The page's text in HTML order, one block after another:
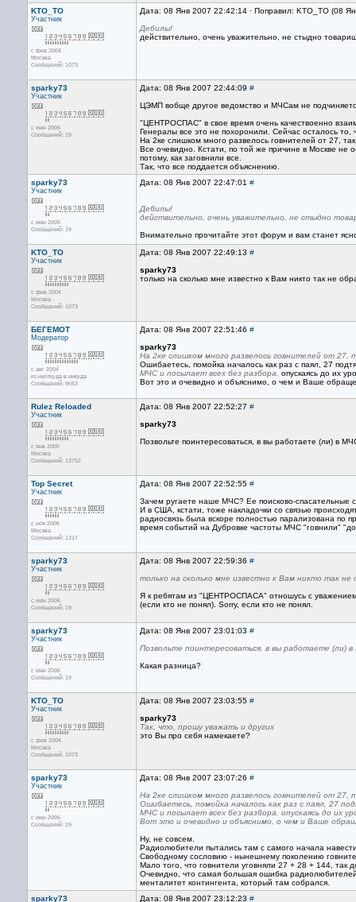
KTO_TO
Участник
с фев 2004
Москва
Сообщений: 1073
Дата: 08 Янв 2007 22:42:14 · Поправил: KTO_TO (08
Дебилы!
действительно, очень уважительно, не стыдно
sparky73
Участник
с июн 2006
Сообщений: 19
Дата: 08 Янв 2007 22:44:09 #
ЦЭМП вобще другое ведомство и МЧСам не
"ЦЕНТРОСПАС" в свое время очень качествоенно
Генералы все это не похоронили. Сейчас осталось
На 2ке слишком много развелось говнителей от 27,
Все очевидно. Кстати, по той же причине в Москве не
потому, как заговнили все.
Так, что все поддается объяснению.
sparky73
Участник
с июн 2006
Сообщений: 19
Дата: 08 Янв 2007 22:47:01 #
Дебилы!
действительно, очень уважительно, не стыдно
Внимательно прочитайте этот форум и вам станет
KTO_TO
Участник
с фев 2004
Москва
Сообщений: 1073
Дата: 08 Янв 2007 22:49:13 #
sparky73
только на сколько мне известно к Вам никто так не
БЕГЕМОТ
Модератор
с авг 2004
из ниоткуда в никуда
Сообщений: 9653
Дата: 08 Янв 2007 22:51:46 #
sparky73
На 2ке слишком много развелось говнителей от 27,
Ошибаетесь, помойка началось как раз с паял, 27
МЧС и посылает всех без разбора.
опускаясь до их
Вот это и очевидно и объяснимо, о чем и Ваше
Rulez Reloaded
Участник
с янв 2005
Москва
Сообщений: 13752
Дата: 08 Янв 2007 22:52:27 #
sparky73
Позвольте поинтересоваться, в вы работаете (ли) в
Top Secret
Участник
с ноя 2006
Москва
Сообщений: 1317
Дата: 08 Янв 2007 22:52:55 #
Зачем ругаете наше МЧС? Ее поисково-
И в США, кстати, тоже накладочки со связью
радиосвязь была вскоре полностью парализована по
время событий на Дубровке частоты МЧС "говнили"
sparky73
Участник
с июн 2006
Сообщений: 19
Дата: 08 Янв 2007 22:59:36 #
только на сколько мне известно к Вам никто так
Я к ребятам из "ЦЕНТРОСПАСА" отношусь с уважением
(если кто не понял). Sorry, если кто не понял.
sparky73
Участник
с июн 2006
Сообщений: 19
Дата: 08 Янв 2007 23:01:03 #
Позвольте поинтересоваться, в вы работаете (ли)
Какая разница?
KTO_TO
Участник
с фев 2004
Москва
Сообщений: 1073
Дата: 08 Янв 2007 23:03:55 #
sparky73
Так, что, прошу уважать и других
это Вы про себя намекаете?
sparky73
Участник
с июн 2006
Сообщений: 19
Дата: 08 Янв 2007 23:07:26 #
На 2ке слишком много развелось говнителей от 27,
Ошибаетесь, помойка началось как раз с паял, 27
МЧС и посылает всех без разбора. опускаясь до их
Вот это и очевидно и объяснимо, о чем и Ваше
Ну, не совсем.
Радиолюбители пытались там с самого начала
Свободному сословию - нынешнему поколению
Мало того, что говнители уговняли 27 + 28 + 144, так
Очевидно, что самая большая ошибка
менталитет контингента, который там собрался.
sparky73
Дата: 08 Янв 2007 23:12:23 #